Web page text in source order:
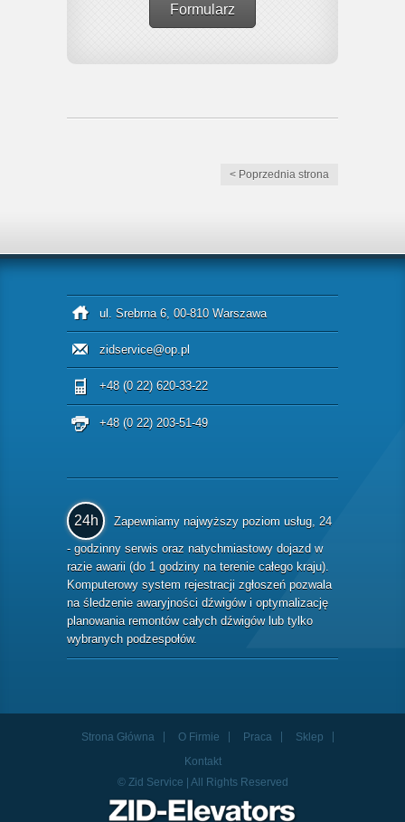
Formularz
< Poprzednia strona
ul. Srebrna 6, 00-810 Warszawa
zidservice@op.pl
+48 (0 22) 620-33-22
+48 (0 22) 203-51-49
24h
Zapewniamy najwyższy poziom usług, 24
- godzinny serwis oraz natychmiastowy dojazd w
razie awarii (do 1 godziny na terenie całego kraju).
Komputerowy system rejestracji zgłoszeń pozwala
na śledzenie awaryjności dźwigów i optymalizację
planowania remontów całych dźwigów lub tylko
wybranych podzespołów.
Strona Główna O Firmie Praca
Sklep
Kontakt
© Zid Service | All Rights Reserved